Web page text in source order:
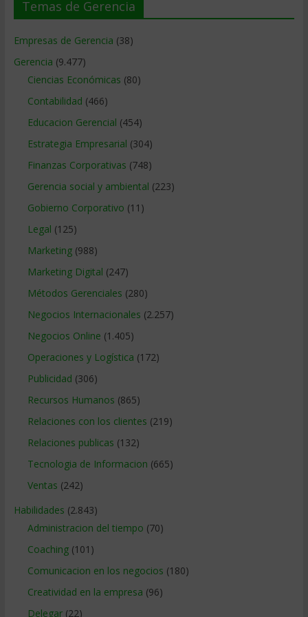
Temas de Gerencia
Empresas de Gerencia (38)
Gerencia (9.477)
Ciencias Económicas (80)
Contabilidad (466)
Educacion Gerencial (454)
Estrategia Empresarial (304)
Finanzas Corporativas (748)
Gerencia social y ambiental (223)
Gobierno Corporativo (11)
Legal (125)
Marketing(988)
Marketing Digital (247)
Métodos Gerenciales (280)
Negocios Internacionales (2.257)
Negocios Online (1.405)
Operaciones y Logística (172)
Publicidad (306)
Recursos Humanos (865)
Relaciones con los clientes (219)
Relaciones publicas (132)
Tecnologia de Informacion (665)
Ventas (242)
Habilidades (2.843)
Administracion del tiempo (70)
Coaching(101)
Comunicacion en los negocios (180)
Creatividad en la empresa (96)
Delegar(22)